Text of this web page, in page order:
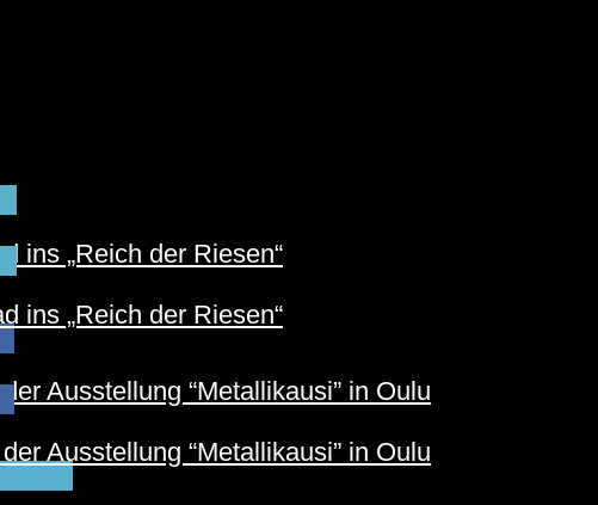
ins „Reich der Riesen“
Ausstellung “Metallikausi” in Oulu
ins „Reich der Riesen“
Ausstellung “Metallikausi” in Oulu